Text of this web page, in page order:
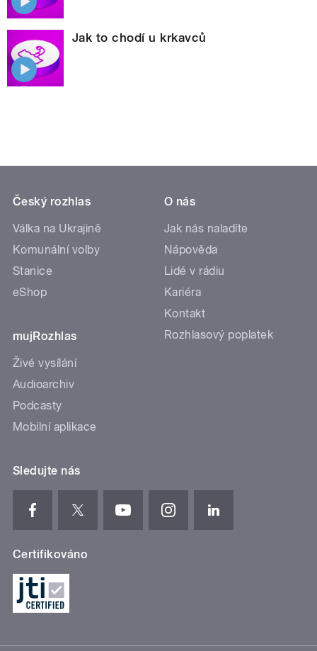
Jak to chodí u krkavců
Český rozhlas
Válka na Ukrajině
Komunální volby
Stanice
eShop
mujRozhlas
Živé vysílání
Audioarchiv
Podcasty
Mobilní aplikace
O nás
Jak nás naladíte
Nápověda
Lidé v rádiu
Kariéra
Kontakt
Rozhlasový poplatek
Sledujte nás
Certifikováno